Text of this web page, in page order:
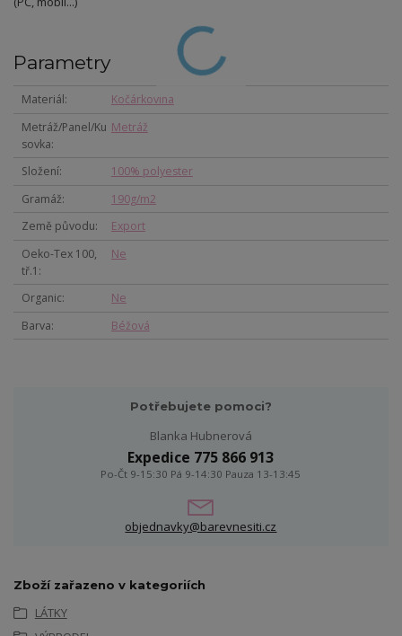
Parametry
Materiál
Kočárkovina
Metráž/Panel/Ku
sovka
Metráž
Složení
100% polyester
Gramáž
190g/m2
Země původu
Export
Oeko-Tex 100,
tř.1
Ne
Organic
Ne
Barva
Béžová
Potřebujete pomoci?
Blanka Hubnerová
Expedice 775 866 913
Po-Čt 9-15:30 Pá 9-14:30 Pauza 13-13:45
objednavky@barevnesiti.cz
Zboží zařazeno v kategoriích
LÁTKY